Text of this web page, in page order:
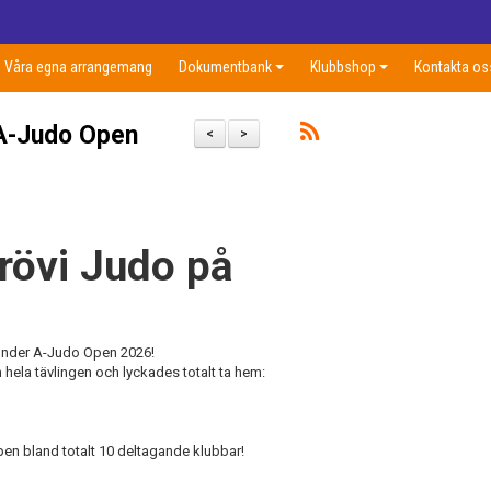
Våra egna arrangemang Dokumentbank Klubbshop Kontakta
>
<
Judo Open
Judo på
A-Judo Open 2026!
tävlingen och lyckades totalt ta hem:
bland totalt 10 deltagande klubbar!